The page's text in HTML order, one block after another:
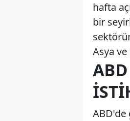
hafta
bir
Asya
ABD'de